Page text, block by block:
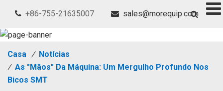
+86-755-21635007 sales@morequip.com
Casa / Notícias
/ As "Mãos" Da Máquina: Um Mergulho Profundo Nos
Bicos SMT